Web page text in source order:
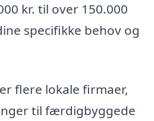
kr. til over 150.000
specifikke behov og
flere lokale firmaer,
til færdigbyggede